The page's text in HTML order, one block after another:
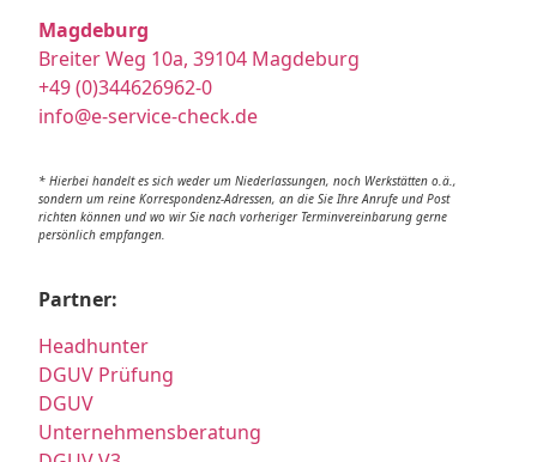
Magdeburg
Breiter Weg 10a, 39104 Magdeburg
+49 (0)344626962-0
info@e-service-check.de
* Hierbei handelt es sich weder um Niederlassungen, noch Werkstätten o.ä.,
sondern um reine Korrespondenz-Adressen, an die Sie Ihre Anrufe und Post
richten können und wo wir Sie nach vorheriger Terminvereinbarung gerne
persönlich empfangen.
Partner:
Headhunter
DGUV Prüfung
DGUV
Unternehmensberatung